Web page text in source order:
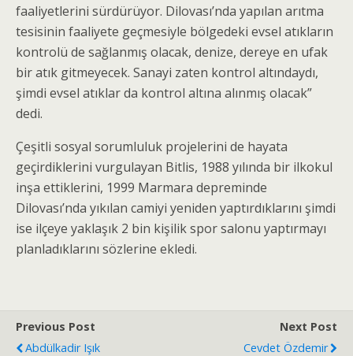
faaliyetlerini sürdürüyor. Dilovası’nda yapılan arıtma
tesisinin faaliyete geçmesiyle bölgedeki evsel atıkların
kontrolü de sağlanmış olacak, denize, dereye en ufak
bir atık gitmeyecek. Sanayi zaten kontrol altındaydı,
şimdi evsel atıklar da kontrol altına alınmış olacak”
dedi.
Çeşitli sosyal sorumluluk projelerini de hayata
geçirdiklerini vurgulayan Bitlis, 1988 yılında bir ilkokul
inşa ettiklerini, 1999 Marmara depreminde
Dilovası’nda yıkılan camiyi yeniden yaptırdıklarını şimdi
ise ilçeye yaklaşık 2 bin kişilik spor salonu yaptırmayı
planladıklarını sözlerine ekledi.
Previous Post
Abdülkadir Işık
Next Post
Cevdet Özdemir